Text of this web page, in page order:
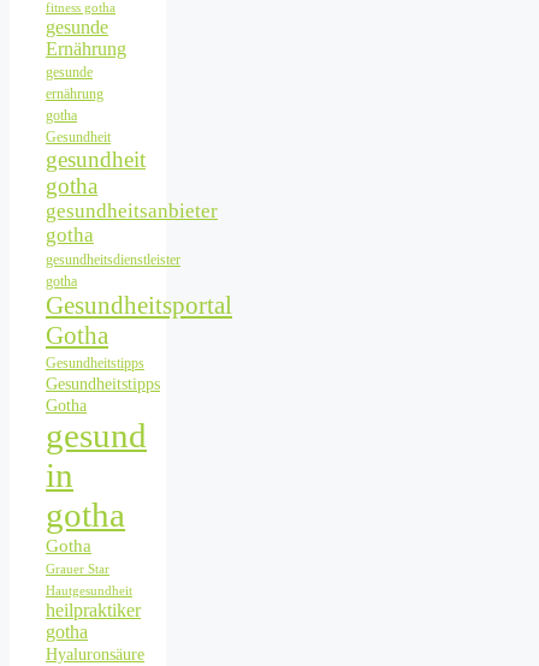
fitness gotha
gesunde
Ernährung
gesunde
ernährung
gotha
Gesundheit
gesundheit
gotha
gesundheitsanbieter
gotha
gesundheitsdienstleister
gotha
Gesundheitsportal
Gotha
Gesundheitstipps
Gesundheitstipps
Gotha
gesund
in
gotha
Gotha
Grauer Star
Hautgesundheit
heilpraktiker
gotha
Hyaluronsäure